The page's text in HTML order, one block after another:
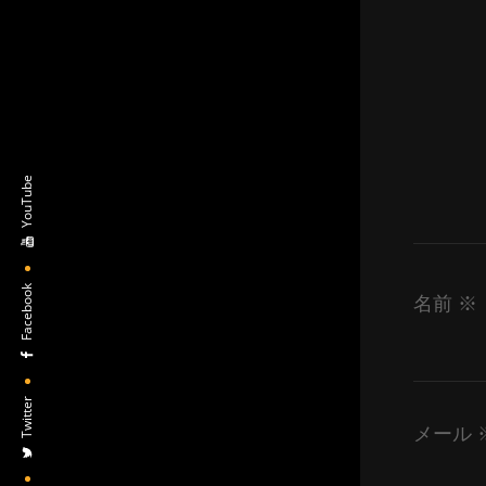
Twitter
Facebook
YouTube
名前 ※
メール